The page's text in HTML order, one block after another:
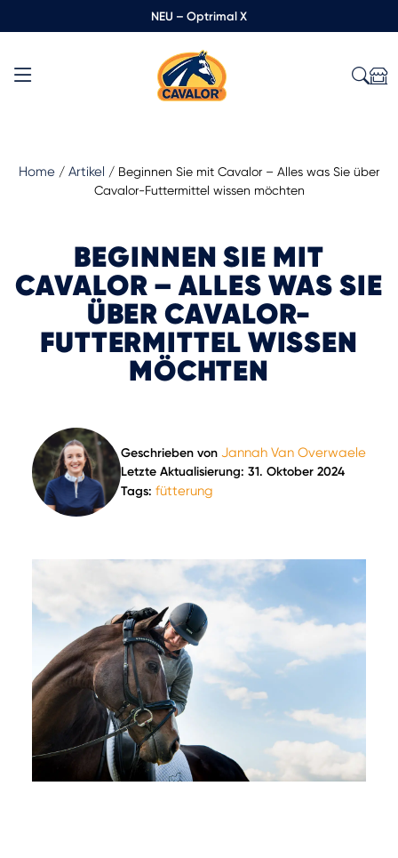
NEU – Optrimal X
Home / Artikel / Beginnen Sie mit Cavalor – Alles was Sie über
Cavalor-Futtermittel wissen möchten
BEGINNEN SIE MIT
CAVALOR – ALLES WAS SIE
ÜBER CAVALOR-
FUTTERMITTEL WISSEN
MÖCHTEN
Geschrieben von Jannah Van Overwaele
Letzte Aktualisierung: 31. Oktober 2024
Tags: fütterung